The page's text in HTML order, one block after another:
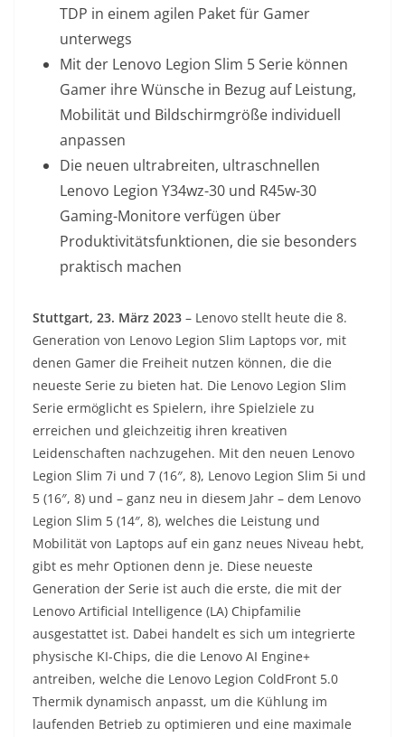
TDP in einem agilen Paket für Gamer
unterwegs
Mit der Lenovo Legion Slim 5 Serie können
Gamer ihre Wünsche in Bezug auf Leistung,
Mobilität und Bildschirmgröße individuell
anpassen
Die neuen ultrabreiten, ultraschnellen
Lenovo Legion Y34wz-30 und R45w-30
Gaming-Monitore verfügen über
Produktivitätsfunktionen, die sie besonders
praktisch machen
Stuttgart, 23. März 2023 – Lenovo stellt heute die 8.
Generation von Lenovo Legion Slim Laptops vor, mit
denen Gamer die Freiheit nutzen können, die die
neueste Serie zu bieten hat. Die Lenovo Legion Slim
Serie ermöglicht es Spielern, ihre Spielziele zu
erreichen und gleichzeitig ihren kreativen
Leidenschaften nachzugehen. Mit den neuen Lenovo
Legion Slim 7i und 7 (16″, 8), Lenovo Legion Slim 5i und
5 (16″, 8) und – ganz neu in diesem Jahr – dem Lenovo
Legion Slim 5 (14″, 8), welches die Leistung und
Mobilität von Laptops auf ein ganz neues Niveau hebt,
gibt es mehr Optionen denn je. Diese neueste
Generation der Serie ist auch die erste, die mit der
Lenovo Artificial Intelligence (LA) Chipfamilie
ausgestattet ist. Dabei handelt es sich um integrierte
physische KI-Chips, die die Lenovo AI Engine+
antreiben, welche die Lenovo Legion ColdFront 5.0
Thermik dynamisch anpasst, um die Kühlung im
laufenden Betrieb zu optimieren und eine maximale